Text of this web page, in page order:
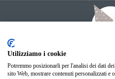
Giochi
Utilizziamo i cookie
Potremmo posizionarli per l'analisi dei dati
sito Web, mostrare contenuti personalizzati e